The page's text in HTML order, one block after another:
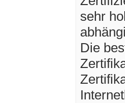
sehr
Die